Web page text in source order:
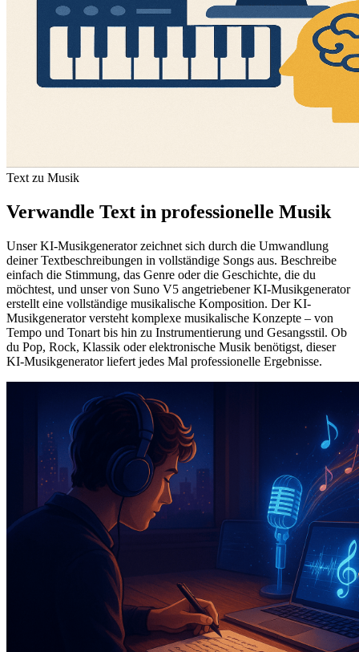
Text zu Musik
Verwandle Text in professionelle Musik
Unser KI-Musikgenerator zeichnet sich durch die Umwandlung
deiner Textbeschreibungen in vollständige Songs aus. Beschreibe
einfach die Stimmung, das Genre oder die Geschichte, die du
möchtest, und unser von Suno V5 angetriebener KI-Musikgenerator
erstellt eine vollständige musikalische Komposition. Der KI-
Musikgenerator versteht komplexe musikalische Konzepte – von
Tempo und Tonart bis hin zu Instrumentierung und Gesangsstil. Ob
du Pop, Rock, Klassik oder elektronische Musik benötigst, dieser
KI-Musikgenerator liefert jedes Mal professionelle Ergebnisse.